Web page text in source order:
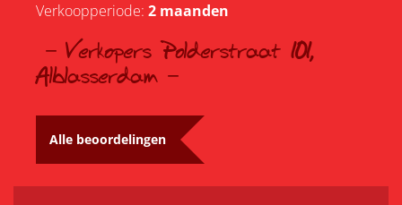
Verkoopperiode: 2 maanden
Verkopers Polderstraat 101,
Alblasserdam
Alle beoordelingen